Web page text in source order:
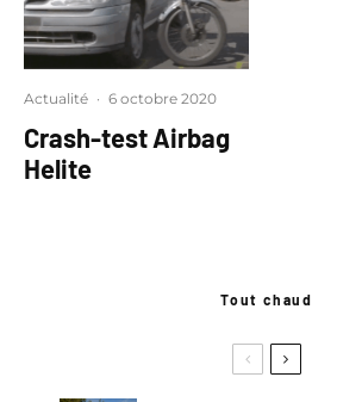
Actualité · 6 octobre 2020
Crash-test Airbag
Helite
Tout chaud